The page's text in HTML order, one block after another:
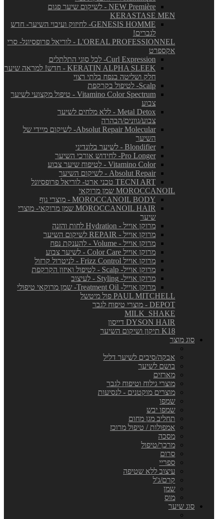
NEW Première - לשיקום שיער פגום
KERASTASE MEN
GENESIS HOMME- לחיזוק ועיבוי השיער- חדש
לגברים!
L'OREAL PROFESSIONNEL - לוריאל פרופסיונל- סרי
אקספרט
Curl Expression- לכל סוגי התלתלים
KERATIN ALPHA SLEEK - חדש! למראה שיער
חלק ושליטה בנפח בלתי רצוי
Scalp- לטיפול בקרקפת
Vitamino Color Spectrum - טיפול מקצועי לשיער
צבוע
Metal Detox - ללא מלחים לשיער
צבוע/גוונים/הבהרה
Absolut Repair Molecular- לשיקום מיידי של
השיער
Blondifier - לשיער בלונדיני
Pro Longer- לחידוש אורכי השיער
Vitamino Color - לטיפוח שיער צבוע
Absolut Repair - לשיקום השיער
TECNI ART טכני ארט- לוריאל פרופסיונל
MOROCCANOIL שמן מרוקאי
MOROCCANOIL BODY - מוצרי גוף
MOROCCANOIL HAIR שמן מרוקאי- מוצרי
שיער
מרוקן אוייל - Hydration לחות והזנה
מרוקן אוייל - REPAIR לשיקום השיער
מרוקן אוייל - Volume - להענקת נפח
מרוקן אוייל Color Care - לשיער צבוע
מרוקן אוייל Frizz Control - לניטרול קרזול
מרוקן אוייל- Scalp - לטיפול ואיזון הקרקפת
מרוקן אוייל- Styling - לעיצוב
מרוקן אוייל- Treatment Oil- שמן מרוקאי טיפולי
PAUL MITCHELL פול מיטשל
DEPOT - מוצרי טיפוח לגבר
MILK_SHAKE
DYSON HAIR דייסון
K18 תיקון ושיקום השיער
סוג מוצר
אבקה/סיבים לשיער דליל
בושם לשיער
מארזים
מוצרי גילוח וטיפוח לגבר
מוצרים מוקטנים - לנסיעות
שמפו
שמפו יבש
תחליב מגן מחום
אמפולות / טיפול מרוכז
מסכה
מרכך/טיפול
סרום
ספריי
עיצוב ללא שטיפה
קרם/ג'ל
שמן
מוס
סוג שיער